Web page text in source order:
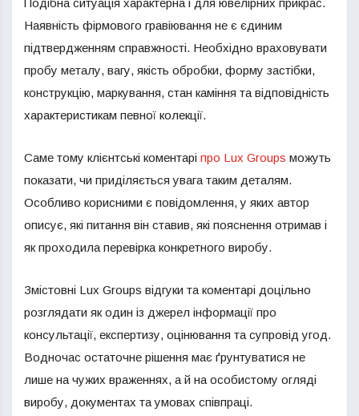
Подібна ситуація характерна і для ювелірних прикрас.
Наявність фірмового гравіювання не є єдиним
підтвердженням справжності. Необхідно враховувати
пробу металу, вагу, якість обробки, форму застібки,
конструкцію, маркування, стан каміння та відповідність
характеристикам певної колекції.
Саме тому клієнтські коментарі про Lux Groups можуть
показати, чи приділяється увага таким деталям.
Особливо корисними є повідомлення, у яких автор
описує, які питання він ставив, які пояснення отримав і
як проходила перевірка конкретного виробу.
Змістовні Lux Groups відгуки та коментарі доцільно
розглядати як один із джерел інформації про
консультації, експертизу, оцінювання та супровід угод.
Водночас остаточне рішення має ґрунтуватися не
лише на чужих враженнях, а й на особистому огляді
виробу, документах та умовах співпраці.